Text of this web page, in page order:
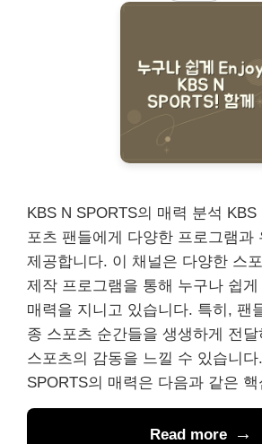
KBS N SPORTS의 매력 분석 KBS
포츠 팬들에게 다양한 프로그램과
제공합니다. 이 채널은 다양한 스
제작 프로그램을 통해 누구나 쉽
매력을 지니고 있습니다. 특히, 팬
종 스포츠 순간들을 생생하게 전
스포츠의 감동을 느낄 수 있습니다
SPORTS의 매력은 다음과 같은
Read more